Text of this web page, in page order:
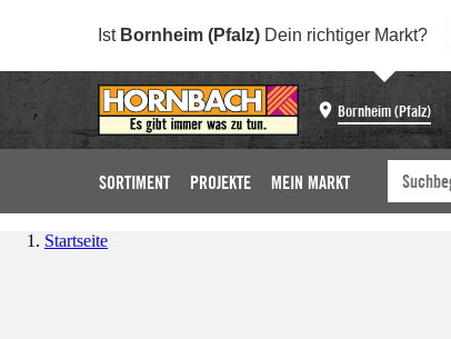
Ist Bornheim (Pfalz) Dein richtiger Markt?
Bornheim (Pfalz)
SORTIMENT PROJEKTE MEIN MARKT
Startseite